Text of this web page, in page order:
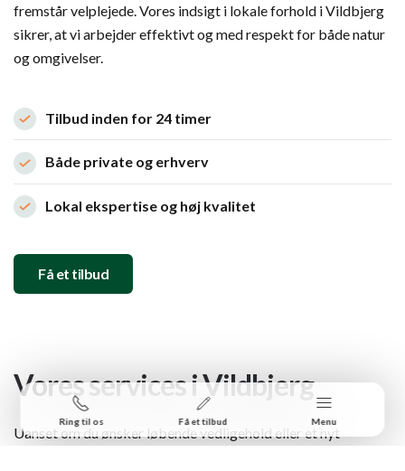
fremstår velplejede. Vores indsigt i lokale forhold i Vildbjerg
sikrer, at vi arbejder effektivt og med respekt for både natur
og omgivelser.
Tilbud inden for 24 timer
Både private og erhverv
Lokal ekspertise og høj kvalitet
Få et tilbud
Vores services i Vildbjerg
Uanset om du ønsker løbende vedligehold eller et nyt
Ring til os Få et tilbud Menu